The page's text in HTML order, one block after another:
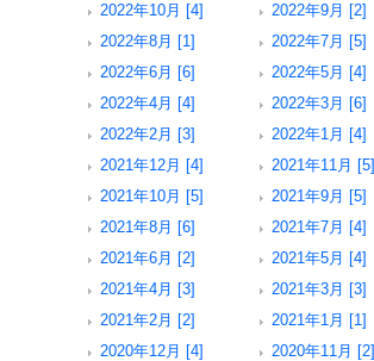
2022年10月 [4]
2022年9月 [2]
2022年8月 [1]
2022年7月 [5]
2022年6月 [6]
2022年5月 [4]
2022年4月 [4]
2022年3月 [6]
2022年2月 [3]
2022年1月 [4]
2021年12月 [4]
2021年11月 [5]
2021年10月 [5]
2021年9月 [5]
2021年8月 [6]
2021年7月 [4]
2021年6月 [2]
2021年5月 [4]
2021年4月 [3]
2021年3月 [3]
2021年2月 [2]
2021年1月 [1]
2020年12月 [4]
2020年11月 [2]